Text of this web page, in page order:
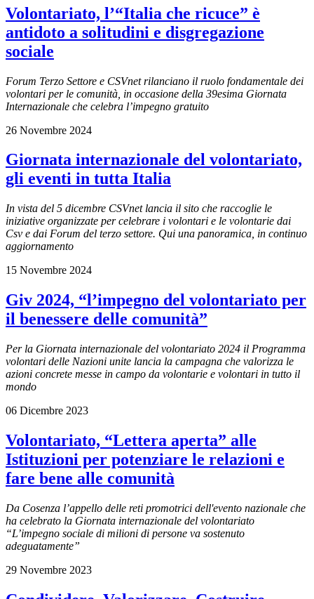
Volontariato, l’“Italia che ricuce” è
antidoto a solitudini e disgregazione
sociale
Forum Terzo Settore e CSVnet rilanciano il ruolo fondamentale dei
volontari per le comunità, in occasione della 39esima Giornata
Internazionale che celebra l’impegno gratuito
26 Novembre 2024
Giornata internazionale del volontariato,
gli eventi in tutta Italia
In vista del 5 dicembre CSVnet lancia il sito che raccoglie le
iniziative organizzate per celebrare i volontari e le volontarie dai
Csv e dai Forum del terzo settore. Qui una panoramica, in continuo
aggiornamento
15 Novembre 2024
Giv 2024, “l’impegno del volontariato per
il benessere delle comunità”
Per la Giornata internazionale del volontariato 2024 il Programma
volontari delle Nazioni unite lancia la campagna che valorizza le
azioni concrete messe in campo da volontarie e volontari in tutto il
mondo
06 Dicembre 2023
Volontariato, “Lettera aperta” alle
Istituzioni per potenziare le relazioni e
fare bene alle comunità
Da Cosenza l’appello delle reti promotrici dell'evento nazionale che
ha celebrato la Giornata internazionale del volontariato
“L’impegno sociale di milioni di persone va sostenuto
adeguatamente”
29 Novembre 2023